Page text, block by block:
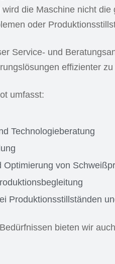
die Maschine nicht
oder
Service- und
effizienter
umfasst:
Technologieberatung
Optimierung von
Produktionsstillständen
bieten wir